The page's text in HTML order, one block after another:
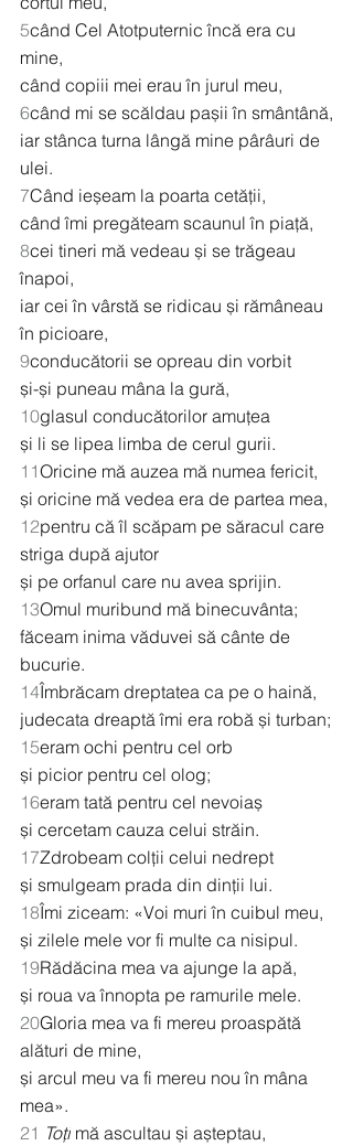
5când Cel Atotputernic încă era cu
mine,
când copiii mei erau în jurul meu,
6când mi se scăldau pașii în smântână,
iar stânca turna lângă mine pârâuri de
ulei.
7Când ieșeam la poarta cetății,
când îmi pregăteam scaunul în piață,
8cei tineri mă vedeau și se trăgeau
înapoi,
iar cei în vârstă se ridicau și rămâneau
în picioare,
9conducătorii se opreau din vorbit
și-și puneau mâna la gură,
10glasul conducătorilor amuțea
și li se lipea limba de cerul gurii.
11Oricine mă auzea mă numea fericit,
și oricine mă vedea era de partea mea,
12pentru că îl scăpam pe săracul care
striga după ajutor
și pe orfanul care nu avea sprijin.
13Omul muribund mă binecuvânta;
făceam inima văduvei să cânte de
bucurie.
14Îmbrăcam dreptatea ca pe o haină,
judecata dreaptă îmi era robă și turban;
15eram ochi pentru cel orb
și picior pentru cel olog;
16eram tată pentru cel nevoiaș
și cercetam cauza celui străin.
17Zdrobeam colții celui nedrept
și smulgeam prada din dinții lui.
18Îmi ziceam: «Voi muri în cuibul meu,
și zilele mele vor fi multe ca nisipul.
19Rădăcina mea va ajunge la apă,
și roua va înnopta pe ramurile mele.
20Gloria mea va fi mereu proaspătă
alături de mine,
și arcul meu va fi mereu nou în mâna
mea».
21 Toți mă ascultau și așteptau,